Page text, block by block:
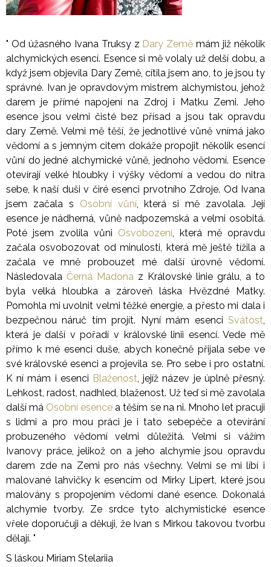
" Od úžasného Ivana Truksy z Dary Země mám již několik
alchymických esencí. Esence si mě volaly už delší dobu, a
když jsem objevila Dary Země, cítila jsem ano, to je jsou ty
správné. Ivan je opravdovým mistrem alchymistou, jehož
darem je přímé napojení na Zdroj i Matku Zemi. Jeho
esence jsou velmi čisté bez přísad a jsou tak opravdu
dary Země. Velmi mě těší, že jednotlivé vůně vnímá jako
vědomí a s jemným citem dokáže propojit několik esencí
vůní do jedné alchymické vůně, jednoho vědomí. Esence
otevírají velké hloubky i výšky vědomí a vedou do nitra
sebe, k naší duši v čiré esenci prvotního Zdroje. Od Ivana
jsem začala s Osobní vůní, která si mě zavolala. Její
esence je nádherná, vůně nadpozemská a velmi osobitá.
Poté jsem zvolila vůni Osvobození, která mě opravdu
začala osvobozovat od minulosti, která mě ještě tížila a
začala ve mně probouzet mé další úrovně vědomí.
Následovala Černá Madona z Královské linie grálu, a to
byla velká hloubka a zároveň láska Hvězdné Matky.
Pomohla mi uvolnit velmi těžké energie, a přesto mi dala i
bezpečnou náruč tím projít. Nyní mám esenci Svátost,
která je další v pořadí v královské linii esencí. Vede mě
přímo k mé esenci duše, abych konečně přijala sebe ve
své královské esenci a projevila se. Pro sebe i pro ostatní.
K ní mám i esenci Blaženost, jejíž název je úplně přesný.
Lehkost, radost, nadhled, blaženost. Už teď si mě zavolala
další má Osobní esence a těším se na ni. Mnoho let pracuji
s lidmi a pro mou práci je i tato sebepéče a otevírání
probuzeného vědomí velmi důležitá. Velmi si vážím
Ivanovy práce, jelikož on a jeho alchymie jsou opravdu
darem zde na Zemi pro nás všechny. Velmi se mi líbí i
malované lahvičky k esencím od Mirky Lipert, které jsou
malovány s propojením vědomí dané esence. Dokonalá
alchymie tvorby. Ze srdce tyto alchymistické esence
vřele doporučuji a děkuji, že Ivan s Mirkou takovou tvorbu
dělají. "
S láskou Miriam Stelariia